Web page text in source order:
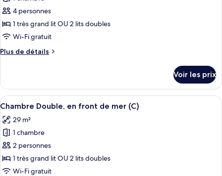
vue
jardin
(C)
pour
ce
type
chambre :
vue
océan
(C)
4 personnes
1 très grand lit OU 2 lits doubles
Wi-Fi gratuit
Plus de détails
Plus
le
type
de
Chambre
Double,
vue
océan
(C)
Voir les prix
Afficher
toutes
les
photos
pour
ce
type
Une chambre d’hôtel avec un
7
Chambre Double, en front de mer (C)
29 m²
1 chambre
2 personnes
1 très grand lit OU 2 lits doubles
Wi-Fi gratuit